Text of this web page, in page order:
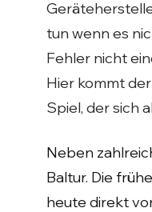
tun wenn es
Fehler nicht
Hier kommt
Spiel, der sich
Neben
Baltur. Die
heute direkt